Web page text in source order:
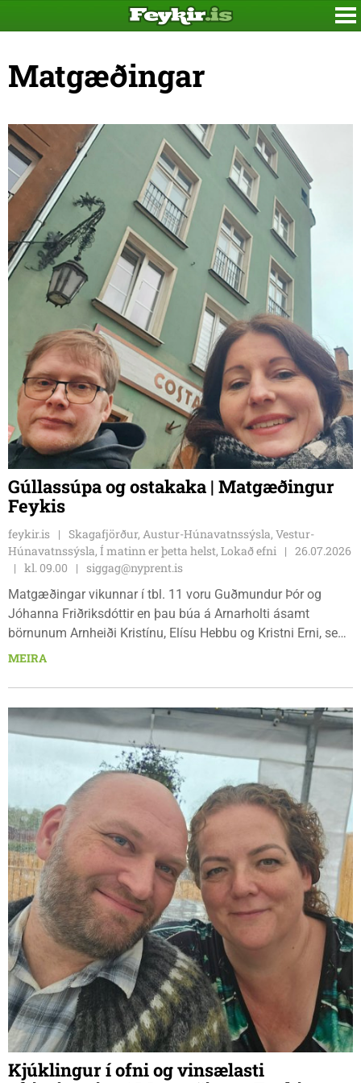
Matgæðingar
Gúllassúpa og ostakaka | Matgæðingur
Feykis
feykir.is
Skagafjörður, Austur-Húnavatnssýsla, Vestur-
Húnavatnssýsla, Í matinn er þetta helst, Lokað efni
26.07.2026
kl. 09.00
siggag@nyprent.is
Matgæðingar vikunnar í tbl. 11 voru Guðmundur Þór og
Jóhanna Friðriksdóttir en þau búa á Arnarholti ásamt
börnunum Arnheiði Kristínu, Elísu Hebbu og Kristni Erni, sem
er reyndar að mestu fluttur að heiman. Guðmundur er
trésmiðjunnar Stíganda á Blönduósi. Jóhanna er reiðkennari
og þjálfari og starfar heima á Arnarholti við þjálfun hrossa
og reiðkennslu. Síðustu ár hafa þau unnið mikið að því að
bæta aðstöðu til þjálfunar hrossa og eru nú komin með gott
hesthús með pláss fyrir um 30 hross og góða reiðskemmu til
MEIRA
Kjúklingur í ofni og vinsælasti